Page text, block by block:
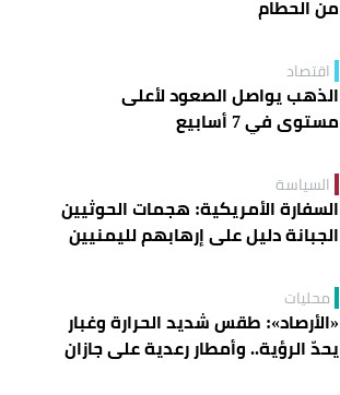
من الحطام
اقتصاد
الذهب يواصل الصعود لأعلى
مستوى في 7 أسابيع
السياسة
السفارة الأمريكية: هجمات الحوثيين
الجبانة دليل على إرهابهم لليمنيين
محليات
«الأرصاد»: طقس شديد الحرارة وغبار
يحدّ الرؤية.. وأمطار رعدية على جازان